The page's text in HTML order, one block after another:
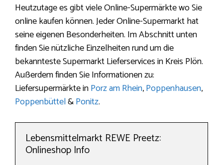
Heutzutage es gibt viele Online-Supermärkte wo Sie
online kaufen können. Jeder Online-Supermarkt hat
seine eigenen Besonderheiten. Im Abschnitt unten
finden Sie nützliche Einzelheiten rund um die
bekannteste Supermarkt Lieferservices in Kreis Plön.
Außerdem finden Sie Informationen zu:
Liefersupermärkte inPorz am Rhein,Poppenhausen,
Poppenbüttel&Ponitz.
Lebensmittelmarkt REWE Preetz:
Onlineshop Info